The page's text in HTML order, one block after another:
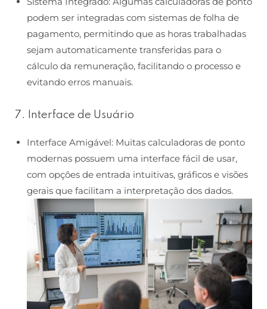
podem ser integradas com sistemas de folha de
pagamento, permitindo que as horas trabalhadas
sejam automaticamente transferidas para o
cálculo da remuneração, facilitando o processo e
evitando erros manuais.
7. Interface de Usuário
Interface Amigável: Muitas calculadoras de ponto
modernas possuem uma interface fácil de usar,
com opções de entrada intuitivas, gráficos e visões
gerais que facilitam a interpretação dos dados.